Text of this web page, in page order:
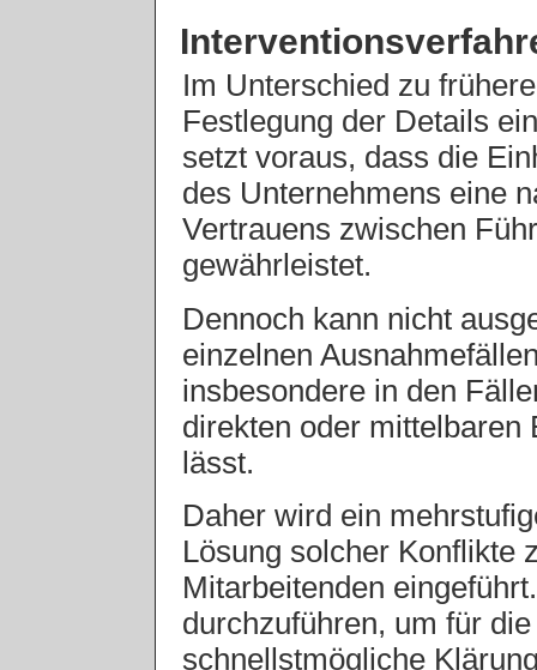
Im Unterschied zu
Festlegung der Details
setzt voraus, dass die
des Unternehmens eine
Vertrauens zwischen
gewährleistet.
Dennoch kann nicht
einzelnen
insbesondere in den
direkten oder mittelbaren
lässt.
Daher wird ein
Lösung solcher Konflikte
Mitarbeitenden
durchzuführen, um für
schnellstmögliche